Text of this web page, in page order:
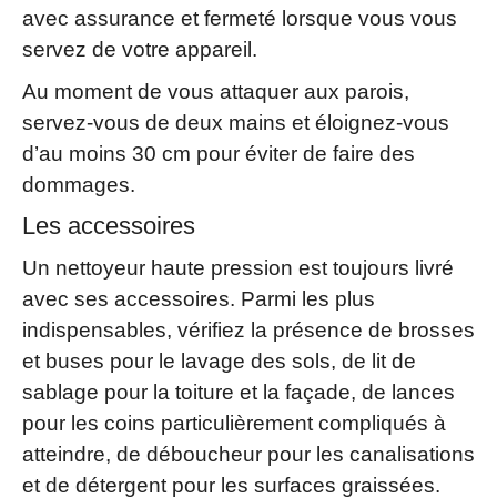
avec assurance et fermeté lorsque vous vous
servez de votre appareil.
Au moment de vous attaquer aux parois,
servez-vous de deux mains et éloignez-vous
d’au moins 30 cm pour éviter de faire des
dommages.
Les accessoires
Un nettoyeur haute pression est toujours livré
avec ses accessoires. Parmi les plus
indispensables, vérifiez la présence de brosses
et buses pour le lavage des sols, de lit de
sablage pour la toiture et la façade, de lances
pour les coins particulièrement compliqués à
atteindre, de déboucheur pour les canalisations
et de détergent pour les surfaces graissées.